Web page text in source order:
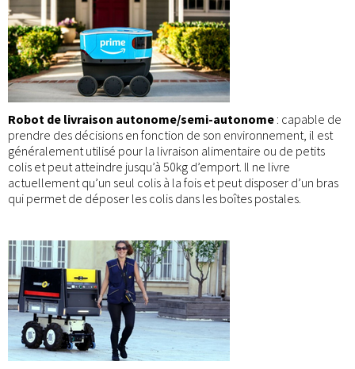
Robot de livraison autonome/semi-autonome : capable de
prendre des décisions en fonction de son environnement, il est
généralement utilisé pour la livraison alimentaire ou de petits
colis et peut atteindre jusqu’à 50kg d’emport. Il ne livre
actuellement qu’un seul colis à la fois et peut disposer d’un bras
qui permet de déposer les colis dans les boîtes postales.